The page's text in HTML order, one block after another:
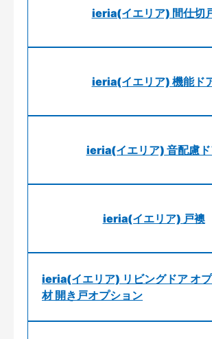
ieria(イエリア) 間仕切
ieria(イエリア) 機能ド
ieria(イエリア) 音配慮
ieria(イエリア) 戸襖
ieria(イエリア) リビングドア オ
材 開き戸オプション